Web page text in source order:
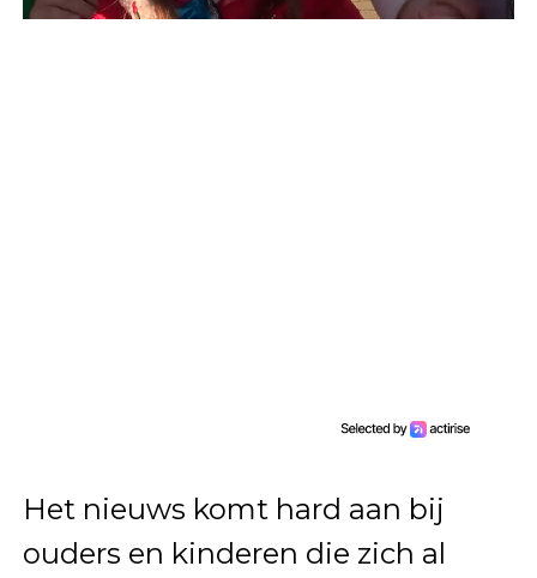
Het nieuws komt hard aan bij
ouders en kinderen die zich al